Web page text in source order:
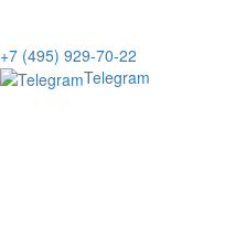
+7 (495) 929-70-22
Telegram